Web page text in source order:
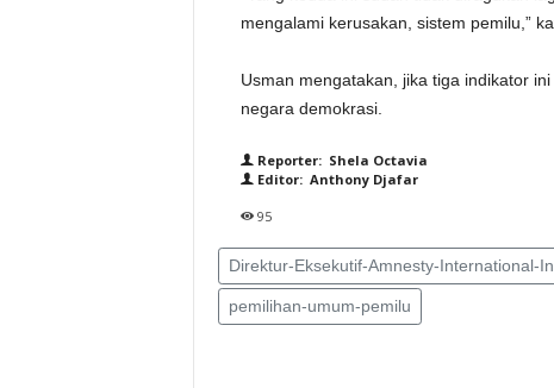
mengalami kerusakan, sistem pemilu,”
Usman mengatakan, jika tiga indikator
negara demokrasi.
Reporter: Shela Octavia
Editor: Anthony Djafar
95
Direktur-Eksekutif-Amnesty-International-
pemilihan-umum-pemilu